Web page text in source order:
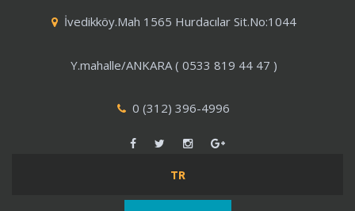
İvedikköy.Mah 1565 Hurdacılar Sit.No:1044
Y.mahalle/ANKARA ( 0533 819 44 47 )
0 (312) 396-4996
TR